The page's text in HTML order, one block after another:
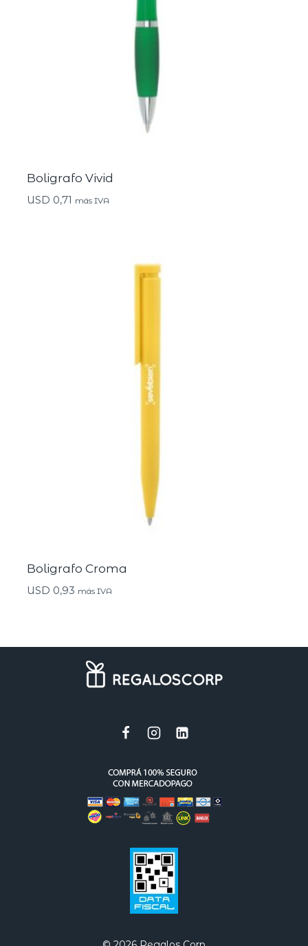
Boligrafo Vivid
USD 0,71 más IVA
Boligrafo Croma
USD 0,93 más IVA